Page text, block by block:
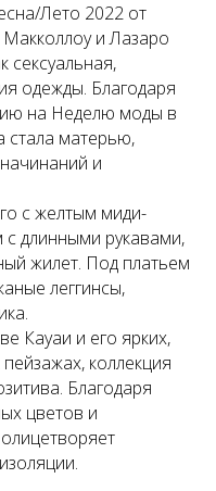
Лето 2022 от
и Лазаро
сексуальная,
одежды. Благодаря
на Неделю моды в
стала матерью,
и
с желтым миди-
с длинными рукавами,
жилет. Под платьем
леггинсы,
Кауаи и его ярких,
коллекция
Благодаря
цветов и